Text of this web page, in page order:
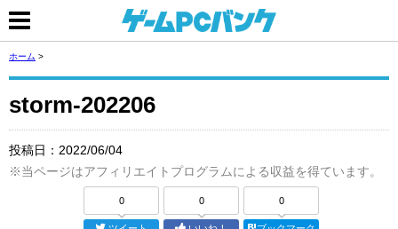
ホーム >
storm-202206
投稿日： 2022/06/04
※当ページはアフィリエイトプログラムによる収益を得ています。
0 0 0